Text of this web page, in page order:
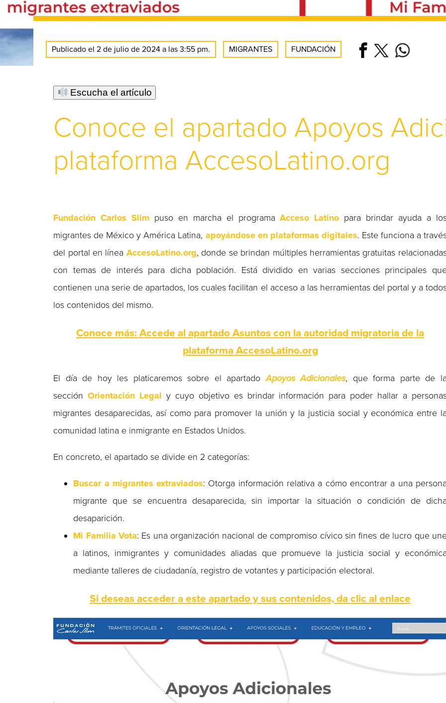
Publicado el 2 de julio de 2024 a las 3:55 pm. MIGRANTES FUNDACIÓN
Escucha el artículo
Conoce el apartado Apoyos
plataforma AccesoLatino.org
Fundación Carlos Slim puso en marcha el programaAcceso Latino para brindar ayuda a
migrantes de México y América Latina, apoyándose en plataformas digitales. Este funciona a
del portal en línea AccesoLatino.org, donde se brindan múltiples herramientas gratuitas
con temas de interés para dicha población. Está dividido en varias secciones principales
contienen una serie de apartados, los cuales facilitan el acceso a las herramientas del portal y a
los contenidos del mismo.
Conoce más: Accede al apartado Asuntos con la autoridad migratoria de la
plataforma AccesoLatino.org
El día de hoy les platicaremos sobre el apartadoApoyos Adicionales, que forma parte de
secciónOrientación Legal y cuyo objetivo es brindar información para poder hallar a
migrantes desaparecidas, así como para promover la unión y la justicia social y económica entre
comunidad latina e inmigrante en Estados Unidos.
En concreto, el apartado se divide en 2 categorías:
Buscar a migrantes extraviados: Otorga información relativa a cómo encontrar a una
migrante que se encuentra desaparecida, sin importar la situación o condición de
desaparición.
Mi Familia Vota: Es una organización nacional de compromiso cívico sin fines de lucro que
a latinos, inmigrantes y comunidades aliadas que promueve la justicia social y
mediante talleres de ciudadanía, registro de votantes y participación electoral.
Si deseas acceder a este apartado y sus contenidos, da clic al enlace